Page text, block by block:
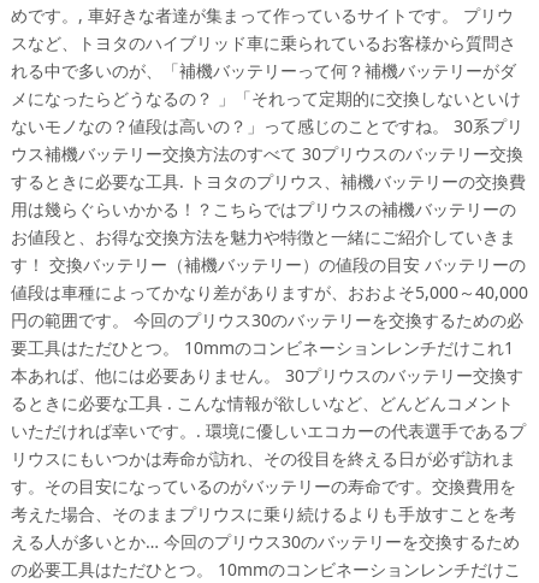
めです。, 車好きな者達が集まって作っているサイトです。 プリウ
スなど、トヨタのハイブリッド車に乗られているお客様から質問さ
れる中で多いのが、「補機バッテリーって何？補機バッテリーがダ
メになったらどうなるの？ 」「それって定期的に交換しないといけ
ないモノなの？値段は高いの？」って感じのことですね。 30系プリ
ウス補機バッテリー交換方法のすべて 30プリウスのバッテリー交換
するときに必要な工具. トヨタのプリウス、補機バッテリーの交換費
用は幾らぐらいかかる！？こちらではプリウスの補機バッテリーの
お値段と、お得な交換方法を魅力や特徴と一緒にご紹介していきま
す！ 交換バッテリー（補機バッテリー）の値段の目安 バッテリーの
値段は車種によってかなり差がありますが、おおよそ5,000～40,000
円の範囲です。 今回のプリウス30のバッテリーを交換するための必
要工具はただひとつ。 10mmのコンビネーションレンチだけこれ1
本あれば、他には必要ありません。 30プリウスのバッテリー交換す
るときに必要な工具 . こんな情報が欲しいなど、どんどんコメント
いただければ幸いです。. 環境に優しいエコカーの代表選手であるプ
リウスにもいつかは寿命が訪れ、その役目を終える日が必ず訪れま
す。その目安になっているのがバッテリーの寿命です。交換費用を
考えた場合、そのままプリウスに乗り続けるよりも手放すことを考
える人が多いとか… 今回のプリウス30のバッテリーを交換するため
の必要工具はただひとつ。 10mmのコンビネーションレンチだけこ